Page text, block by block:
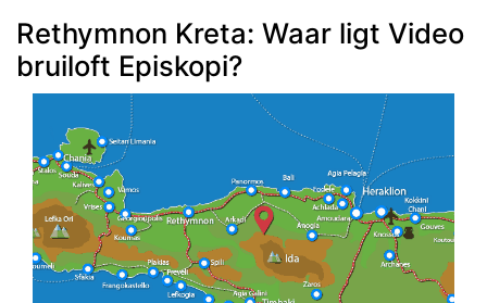
Rethymnon Kreta: Waar ligt Video
bruiloft Episkopi?